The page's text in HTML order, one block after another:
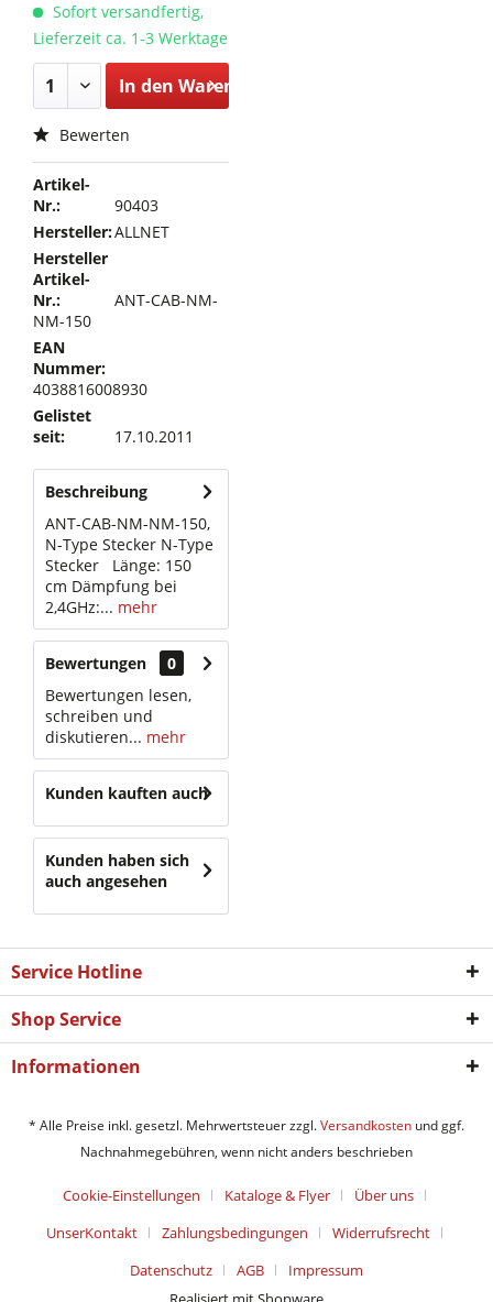
Sofort versandfertig,
Lieferzeit ca. 1-3 Werktage
In den Warenkorb
Bewerten
Artikel-
Nr.:
90403
Hersteller:ALLNET
Hersteller
Artikel-
Nr.:
ANT-CAB-NM-
NM-150
EAN
Nummer:
4038816008930
Gelistet
seit:
17.10.2011
Beschreibung
ANT-CAB-NM-NM-150,
N-Type Stecker N-Type
Stecker Länge: 150
cm Dämpfung bei
2,4GHz:... mehr
Bewertungen
0
Bewertungen lesen,
schreiben und
diskutieren... mehr
Kunden kauften auch
Kunden haben sich
auch angesehen
Service Hotline
Shop Service
Informationen
* Alle Preise inkl. gesetzl. Mehrwertsteuer zzgl.Versandkosten und ggf.
Nachnahmegebühren, wenn nicht anders beschrieben
Cookie-Einstellungen Kataloge & Flyer
Über uns
UnserKontakt
Zahlungsbedingungen
Widerrufsrecht
Datenschutz
AGB
Impressum